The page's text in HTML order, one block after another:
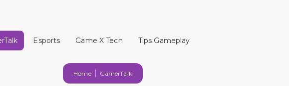
Esports Game X Tech Tips Gameplay
Home GamerTalk